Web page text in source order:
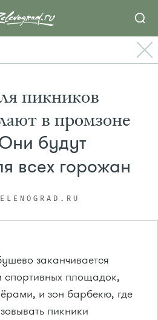
пикников
в промзоне
будут
всех горожан
заканчивается
спортивных площадок,
и зон барбекю, где
пикники